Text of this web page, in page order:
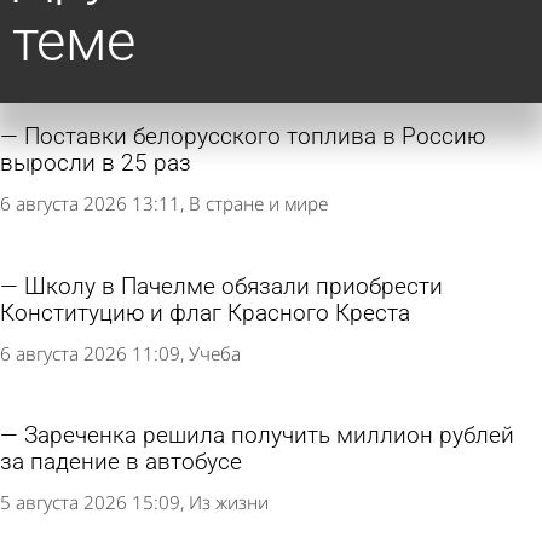
теме
Поставки белорусского топлива в Россию
выросли в 25 раз
6 августа 2026 13:11 В стране и мире
Школу в Пачелме обязали приобрести
Конституцию и флаг Красного Креста
6 августа 2026 11:09 Учеба
Зареченка решила получить миллион рублей
за падение в автобусе
5 августа 2026 15:09 Из жизни